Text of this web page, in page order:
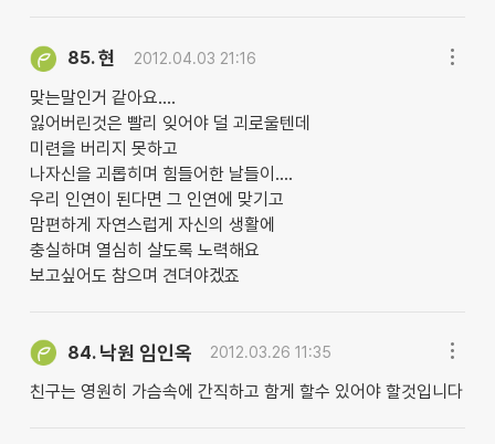
85.현 2012.04.03 21:16
맞는말인거 같아요....
잃어버린것은 빨리 잊어야 덜 괴로울텐데
미련을 버리지 못하고
나자신을 괴롭히며 힘들어한 날들이....
우리 인연이 된다면 그 인연에 맞기고
맘편하게 자연스럽게 자신의 생활에
충실하며 열심히 살도록 노력해요
보고싶어도 참으며 견뎌야겠죠
84. 낙원 임인옥 2012.03.26 11:35
친구는 영원히 가슴속에 간직하고 함게 할수 있어야 할것입니다